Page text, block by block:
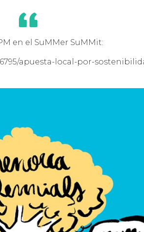
en el SuMMer SuMMit:
apuesta-local-por-